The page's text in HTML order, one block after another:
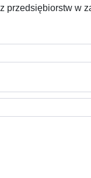
przedsiębiorstw w